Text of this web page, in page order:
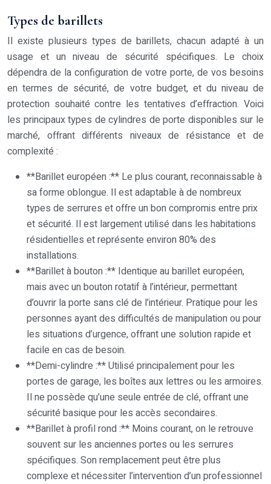
Types de barillets
Il existe plusieurs types de barillets, chacun adapté à un
usage et un niveau de sécurité spécifiques. Le choix
dépendra de la configuration de votre porte, de vos besoins
en termes de sécurité, de votre budget, et du niveau de
protection souhaité contre les tentatives d’effraction. Voici
les principaux types de cylindres de porte disponibles sur le
marché, offrant différents niveaux de résistance et de
complexité :
**Barillet européen :** Le plus courant, reconnaissable à
sa forme oblongue. Il est adaptable à de nombreux
types de serrures et offre un bon compromis entre prix
et sécurité. Il est largement utilisé dans les habitations
résidentielles et représente environ 80% des
installations.
**Barillet à bouton :** Identique au barillet européen,
mais avec un bouton rotatif à l’intérieur, permettant
d’ouvrir la porte sans clé de l’intérieur. Pratique pour les
personnes ayant des difficultés de manipulation ou pour
les situations d’urgence, offrant une solution rapide et
facile en cas de besoin.
**Demi-cylindre :** Utilisé principalement pour les
portes de garage, les boîtes aux lettres ou les armoires.
Il ne possède qu’une seule entrée de clé, offrant une
sécurité basique pour les accès secondaires.
**Barillet à profil rond :** Moins courant, on le retrouve
souvent sur les anciennes portes ou les serrures
spécifiques. Son remplacement peut être plus
complexe et nécessiter l’intervention d’un professionnel